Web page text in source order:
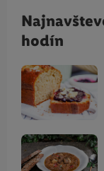
hodín